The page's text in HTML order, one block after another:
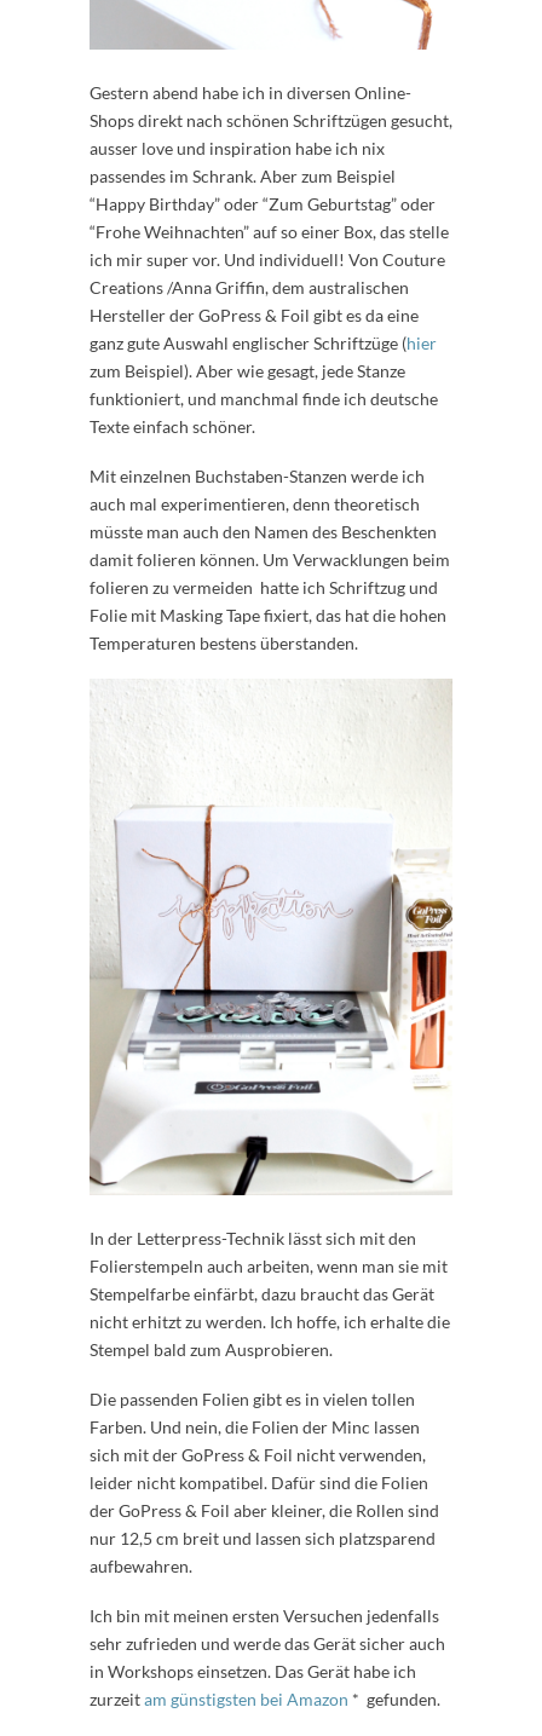
Gestern abend habe ich in diversen Online-
Shops direkt nach schönen Schriftzügen gesucht,
ausser love und inspiration habe ich nix
passendes im Schrank. Aber zum Beispiel
“Happy Birthday” oder “Zum Geburtstag” oder
“Frohe Weihnachten” auf so einer Box, das stelle
ich mir super vor. Und individuell! Von Couture
Creations /Anna Griffin, dem australischen
Hersteller der GoPress & Foil gibt es da eine
ganz gute Auswahl englischer Schriftzüge (hier
zum Beispiel). Aber wie gesagt, jede Stanze
funktioniert, und manchmal finde ich deutsche
Texte einfach schöner.
Mit einzelnen Buchstaben-Stanzen werde ich
auch mal experimentieren, denn theoretisch
müsste man auch den Namen des Beschenkten
damit folieren können. Um Verwacklungen beim
folieren zu vermeiden hatte ich Schriftzug und
Folie mit Masking Tape fixiert, das hat die hohen
Temperaturen bestens überstanden.
In der Letterpress-Technik lässt sich mit den
Folierstempeln auch arbeiten, wenn man sie mit
Stempelfarbe einfärbt, dazu braucht das Gerät
nicht erhitzt zu werden. Ich hoffe, ich erhalte die
Stempel bald zum Ausprobieren.
Die passenden Folien gibt es in vielen tollen
Farben. Und nein, die Folien der Minc lassen
sich mit der GoPress & Foil nicht verwenden,
leider nicht kompatibel. Dafür sind die Folien
der GoPress & Foil aber kleiner, die Rollen sind
nur 12,5 cm breit und lassen sich platzsparend
aufbewahren.
Ich bin mit meinen ersten Versuchen jedenfalls
sehr zufrieden und werde das Gerät sicher auch
in Workshops einsetzen. Das Gerät habe ich
zurzeitam günstigsten bei Amazon * gefunden.